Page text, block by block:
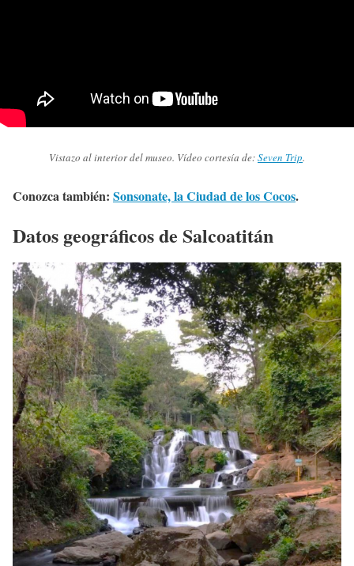
Vistazo al interior del museo. Vídeo cortesía de:Seven Trip.
Conozca también: Sonsonate, la Ciudad de los Cocos.
Datos geográficos de Salcoatitán